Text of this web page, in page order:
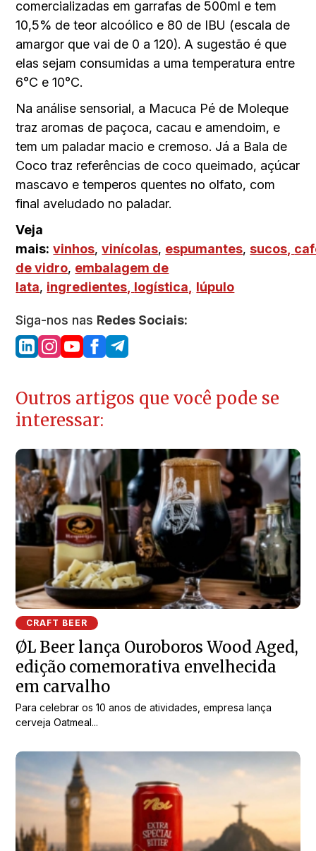
comercializadas em garrafas de 500ml e tem
10,5% de teor alcoólico e 80 de IBU (escala de
amargor que vai de 0 a 120). A sugestão é que
elas sejam consumidas a uma temperatura entre
6°C e 10°C.
Na análise sensorial, a Macuca Pé de Moleque
traz aromas de paçoca, cacau e amendoim, e
tem um paladar macio e cremoso. Já a Bala de
Coco traz referências de coco queimado, açúcar
mascavo e temperos quentes no olfato, com
final aveludado no paladar.
Veja
mais: vinhos,vinícolas, espumantes, sucos,
de vidro, embalagem de
lata, ingredientes, logística, lúpulo
Siga-nos nas Redes Sociais:
Outros artigos que você pode se
interessar:
CRAFT BEER
ØL Beer lança Ouroboros Wood Aged,
edição comemorativa envelhecida
em carvalho
Para celebrar os 10 anos de atividades, empresa lança
cerveja Oatmeal...